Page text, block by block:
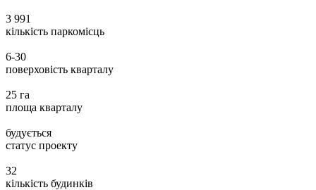
3 991
кількість паркомісць
6-30
поверховість кварталу
25 га
площа кварталу
будується
статус проекту
32
кількість будинків